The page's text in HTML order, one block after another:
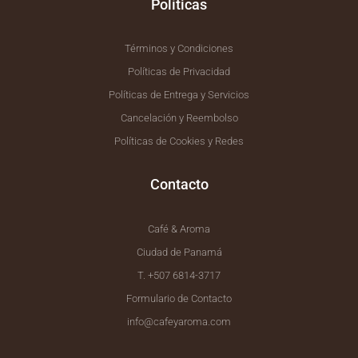
Políticas
Términos y Condiciones
Políticas de Privacidad
Políticas de Entrega y Servicios
Cancelación y Reembolso
Políticas de Cookies y Redes
Contacto
Café & Aroma
Ciudad de Panamá
T. +507 6814-3717
Formulario de Contacto
info@cafeyaroma.com